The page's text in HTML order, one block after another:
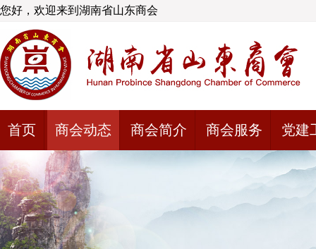
您好，欢迎来到湖南省山东商会
首页 商会动态 商会简介 商会服务 党建